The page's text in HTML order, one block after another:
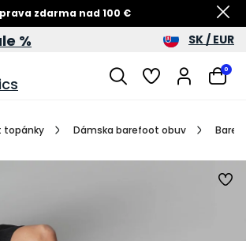
zdarma nad 100 €
Sale – zľavy až do 60 %
% SK / EUR
0
topánky Dámska barefoot obuv